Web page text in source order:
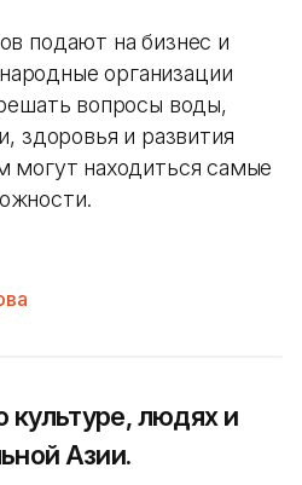
подают на бизнес и
организации
вопросы воды,
здоровья и развития
могут находиться самые
культуре, людях и
Азии.